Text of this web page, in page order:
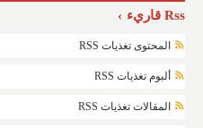
Rss قاريء
المحتوى تغذيات RSS
ألبوم تغذيات RSS
المقالات تغذيات RSS